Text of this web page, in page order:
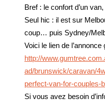
Bref : le confort d’un
Seul hic : il est sur
coup… puis Sydney/
Voici le lien de l’annonce
http://
ad/brunswick/caravan/
perfect-van-for-couples-
Si vous avez besoin